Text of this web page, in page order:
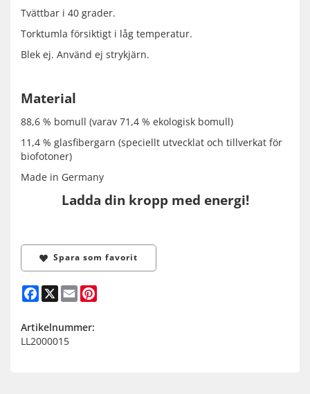
Tvättbar i 40 grader.
Torktumla försiktigt i låg temperatur.
Blek ej. Använd ej strykjärn.
Material
88,6 % bomull (varav 71,4 % ekologisk bomull)
11,4 % glasfibergarn (speciellt utvecklat och tillverkat för
biofotoner)
Made in Germany
Ladda din kropp med energi!
Spara som favorit
Facebook
X Email
Artikelnummer:
LL2000015